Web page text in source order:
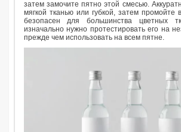
затем замочите пятно этой смесью.
мягкой тканью или губкой, затем промойте
безопасен для большинства цветных
изначально нужно протестировать его на
прежде чем использовать на всем пятне.